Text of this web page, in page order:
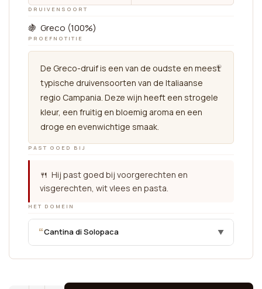
DRUIVENSOORT
🍇 Greco (100%)
PROEFNOTITIE
🍷
De Greco-druif is een van de oudste en meest
typische druivensoorten van de Italiaanse
regio Campania. Deze wijn heeft een strogele
kleur, een fruitig en bloemig aroma en een
droge en evenwichtige smaak.
PAST GOED BIJ
🍴 Hij past goed bij voorgerechten en
visgerechten, wit vlees en pasta.
HET DOMEIN
“Cantina di Solopaca ▼